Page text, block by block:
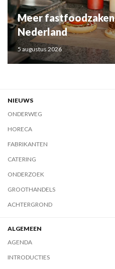
Meer
Nederland
5 augustus 2026
NIEUWS
ONDERWEG
HORECA
FABRIKANTEN
CATERING
ONDERZOEK
GROOTHANDELS
ACHTERGROND
ALGEMEEN
AGENDA
INTRODUCTIES